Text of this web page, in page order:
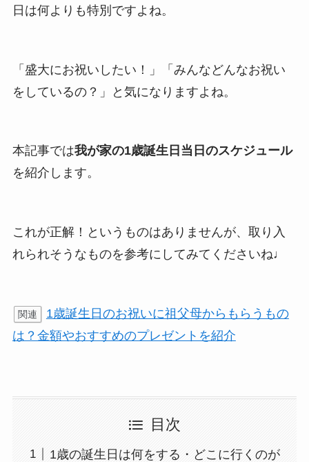
日は何よりも特別ですよね。
「盛大にお祝いしたい！」「みんなどんなお祝い
をしているの？」と気になりますよね。
本記事では我が家の1歳誕生日当日のスケジュール
を紹介します。
これが正解！というものはありませんが、取り入
れられそうなものを参考にしてみてくださいね♩
関連
1歳誕生日のお祝いに祖父母からもらうもの
は？金額やおすすめのプレゼントを紹介
目次
1歳の誕生日は何をする・どこに行くのが